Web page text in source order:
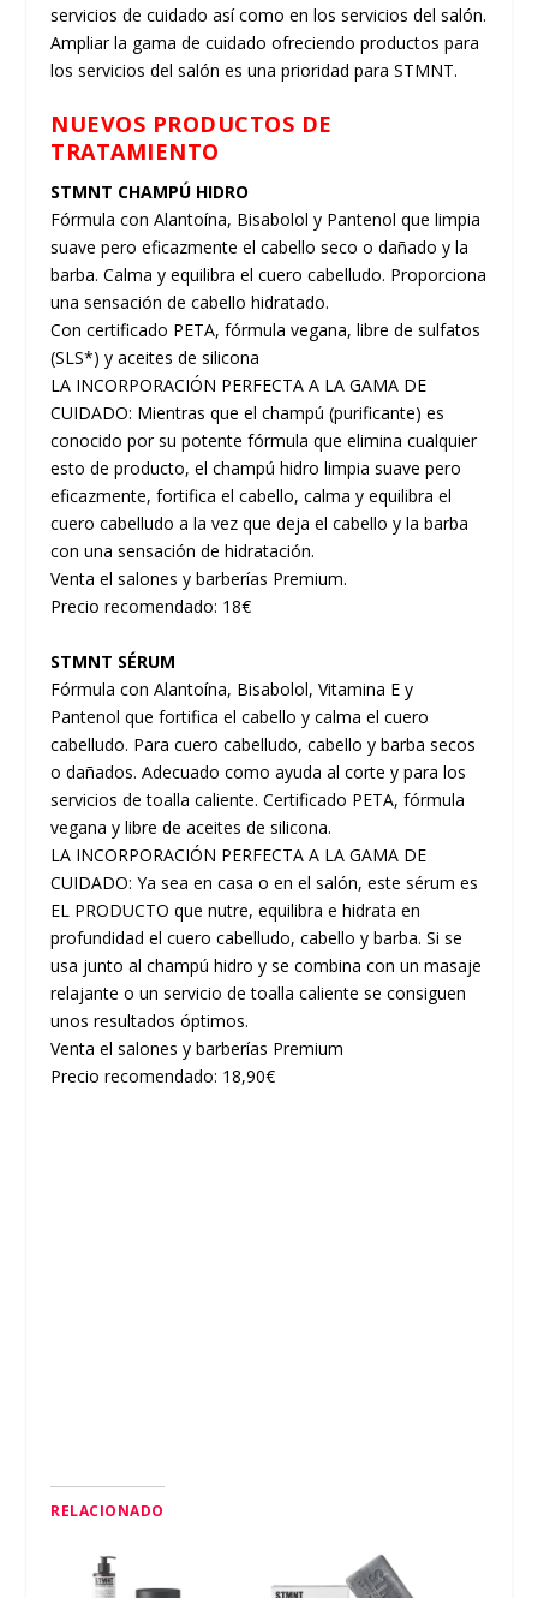
servicios de cuidado así como en los servicios del salón.
Ampliar la gama de cuidado ofreciendo productos para
los servicios del salón es una prioridad para STMNT.
NUEVOS PRODUCTOS DE
TRATAMIENTO
STMNT CHAMPÚ HIDRO
Fórmula con Alantoína, Bisabolol y Pantenol que limpia
suave pero eficazmente el cabello seco o dañado y la
barba. Calma y equilibra el cuero cabelludo. Proporciona
una sensación de cabello hidratado.
Con certificado PETA, fórmula vegana, libre de sulfatos
(SLS*) y aceites de silicona
LA INCORPORACIÓN PERFECTA A LA GAMA DE
CUIDADO: Mientras que el champú (purificante) es
conocido por su potente fórmula que elimina cualquier
esto de producto, el champú hidro limpia suave pero
eficazmente, fortifica el cabello, calma y equilibra el
cuero cabelludo a la vez que deja el cabello y la barba
con una sensación de hidratación.
Venta el salones y barberías Premium.
Precio recomendado: 18€
STMNT SÉRUM
Fórmula con Alantoína, Bisabolol, Vitamina E y
Pantenol que fortifica el cabello y calma el cuero
cabelludo. Para cuero cabelludo, cabello y barba secos
o dañados. Adecuado como ayuda al corte y para los
servicios de toalla caliente. Certificado PETA, fórmula
vegana y libre de aceites de silicona.
LA INCORPORACIÓN PERFECTA A LA GAMA DE
CUIDADO: Ya sea en casa o en el salón, este sérum es
EL PRODUCTO que nutre, equilibra e hidrata en
profundidad el cuero cabelludo, cabello y barba. Si se
usa junto al champú hidro y se combina con un masaje
relajante o un servicio de toalla caliente se consiguen
unos resultados óptimos.
Venta el salones y barberías Premium
Precio recomendado: 18,90€
RELACIONADO